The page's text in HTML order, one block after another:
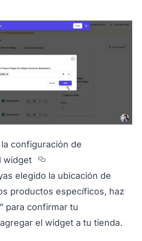
la configuración de
widget
Section titled
elegido la ubicación de
productos específicos, haz
para confirmar tu
el widget a tu tienda.